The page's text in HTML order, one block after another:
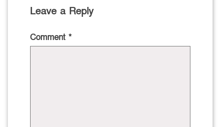
Leave a Reply
Comment *